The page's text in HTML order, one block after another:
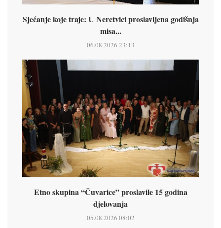
Sjećanje koje traje: U Neretvici proslavljena godišnja
misa...
06.08.2026 23:13
Etno skupina “Čuvarice” proslavile 15 godina
djelovanja
05.08.2026 08:02